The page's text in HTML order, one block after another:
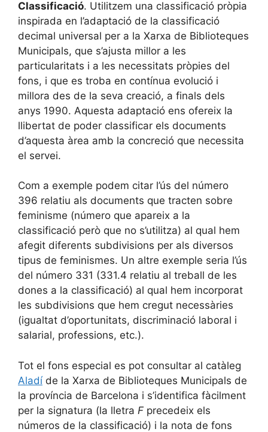
Classificació. Utilitzem una classificació pròpia
inspirada en l’adaptació de la classificació
decimal universal per a la Xarxa de Biblioteques
Municipals, que s’ajusta millor a les
particularitats i a les necessitats pròpies del
fons, i que es troba en contínua evolució i
millora des de la seva creació, a finals dels
anys 1990. Aquesta adaptació ens ofereix la
llibertat de poder classificar els documents
d’aquesta àrea amb la concreció que necessita
el servei.
Com a exemple podem citar l’ús del número
396 relatiu als documents que tracten sobre
feminisme (número que apareix a la
classificació però que no s’utilitza) al qual hem
afegit diferents subdivisions per als diversos
tipus de feminismes. Un altre exemple seria l’ús
del número 331 (331.4 relatiu al treball de les
dones a la classificació) al qual hem incorporat
les subdivisions que hem cregut necessàries
(igualtat d’oportunitats, discriminació laboral i
salarial, professions, etc.).
Tot el fons especial es pot consultar al catàleg
Aladíde la Xarxa de Biblioteques Municipals de
la província de Barcelona i s’identifica fàcilment
per la signatura (la lletra F precedeix els
números de la classificació) i la nota de fons